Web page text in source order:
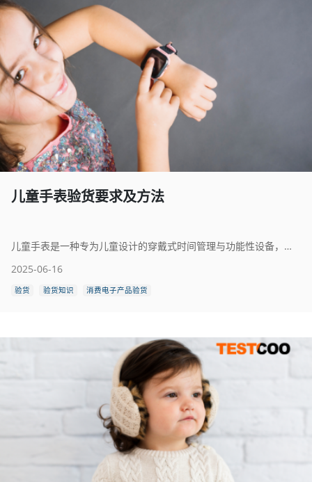
儿童手表验货要求及方法
儿童手表是一种专为儿童设计的穿戴式时间管理与功能性设备，兼具计时、学习、娱乐和安全管理等多种用途。按功能可分为普通指针或电子手表、学习型手表以及智能手表。普通儿童手表结构简单、色彩鲜艳，帮助孩子认识时间、培养守时习惯；而智能儿童手表则集成了定位、语音通话、视频聊天、上课禁用、健康监测等功能，家长可通过手机APP实时掌握孩子位置与动态，提升日常安全保障。
2025-06-16
验货 验货知识 消费电子产品验货